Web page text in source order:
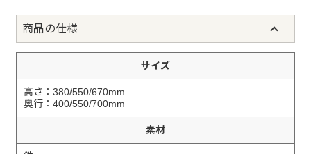
商品の仕様
サイズ
高さ：380/550/670mm
奥行：400/550/700mm
素材